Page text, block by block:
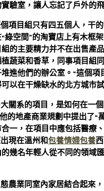
驗室，讓人忘記了戶外的
項目組只有四五個人，干
綠空間”的淘寶店上有木框
的主要精力并不在出售產
蔬菜和香草，同事項目組
進他們的辦公室。“這個項
以在干燥缺水的北方城市
關系的項目，是如何在一
的地產商業規劃中提出了
一，在項目中應包括醫療
現在溫州和包養情婦包養
幾名年輕人從不同的領域
農業同室內家居結合起來